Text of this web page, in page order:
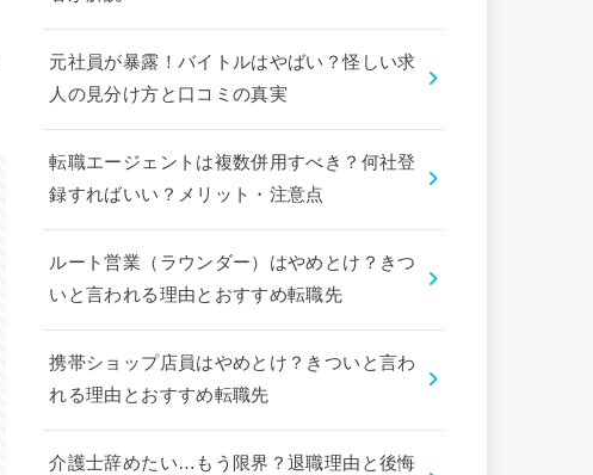
元社員が暴露！バイトルはやばい？怪しい求
人の見分け方と口コミの真実
転職エージェントは複数併用すべき？何社登
録すればいい？メリット・注意点
ルート営業（ラウンダー）はやめとけ？きつ
いと言われる理由とおすすめ転職先
携帯ショップ店員はやめとけ？きついと言わ
れる理由とおすすめ転職先
介護士辞めたい…もう限界？退職理由と後悔